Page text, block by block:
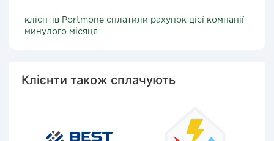
клієнтів Portmone сплатили рахунок цієї компанії
минулого місяця
Клієнти також сплачують